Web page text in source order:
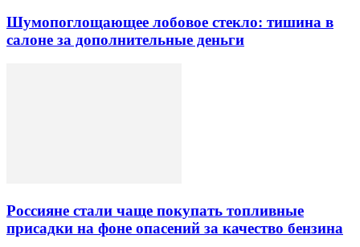
Шумопоглощающее лобовое стекло: тишина в
салоне за дополнительные деньги
Россияне стали чаще покупать топливные
присадки на фоне опасений за качество бензина